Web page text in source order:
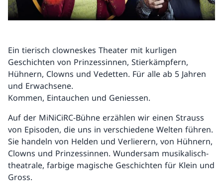
Ein tierisch clowneskes Theater mit kurligen
Geschichten von Prinzessinnen, Stierkämpfern,
Hühnern, Clowns und Vedetten. Für alle ab 5 Jahren
und Erwachsene.
Kommen, Eintauchen und Geniessen.
Auf der MiNiCiRC-Bühne erzählen wir einen Strauss
von Episoden, die uns in verschiedene Welten führen.
Sie handeln von Helden und Verlierern, von Hühnern,
Clowns und Prinzessinnen. Wundersam musikalisch-
theatrale, farbige magische Geschichten für Klein und
Gross.